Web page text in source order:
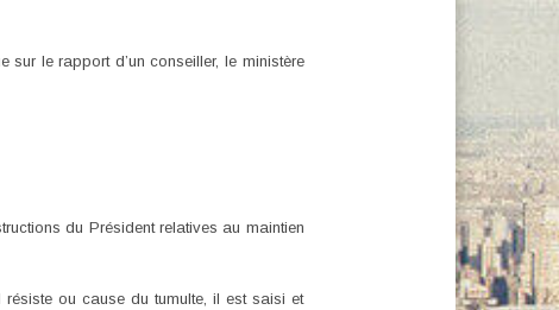
sur le rapport d’un conseiller, le ministère
du Président relatives au maintien
résiste ou cause du tumulte, il est saisi et